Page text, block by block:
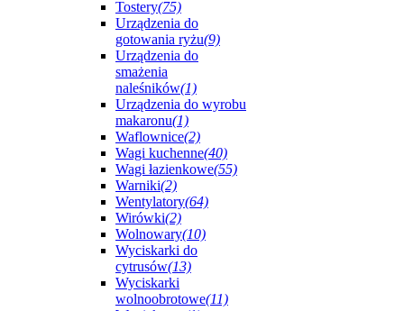
Tostery(75)
Urządzenia do
gotowania ryżu(9)
Urządzenia do
smażenia
naleśników(1)
Urządzenia do wyrobu
makaronu(1)
Waflownice(2)
Wagi kuchenne(40)
Wagi łazienkowe(55)
Warniki(2)
Wentylatory(64)
Wirówki(2)
Wolnowary(10)
Wyciskarki do
cytrusów(13)
Wyciskarki
wolnoobrotowe(11)